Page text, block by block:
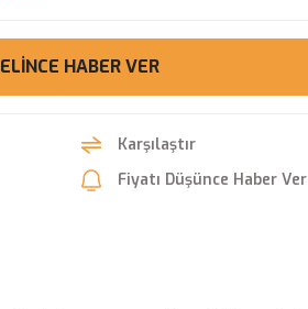
HABER VER
Karşılaştır
Fiyatı Düşünce Haber Ver